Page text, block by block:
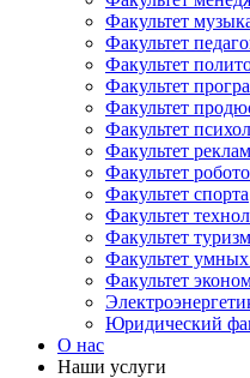
Факультет
Факультет
Факультет
Факультет
Факультет
Факультет
Факультет
Факультет
Факультет спорта
Факультет
Факультет
Факультет
Факультет
Юридический
О нас
Наши услуги